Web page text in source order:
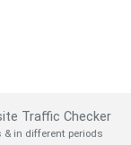
Traffic Checker
in different periods